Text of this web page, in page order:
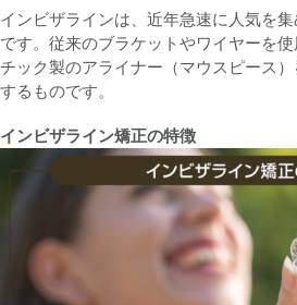
インビザラインは、近年急速に人気を
です。従来のブラケットやワイヤーを
チック製のアライナー（マウスピース
するものです。
インビザライン矯正の特徴